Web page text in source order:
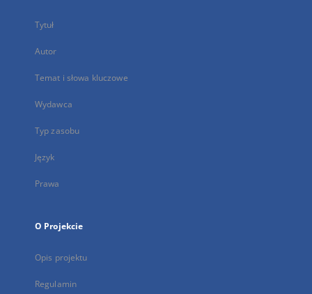
Tytuł
Autor
Temat i słowa kluczowe
Wydawca
Typ zasobu
Język
Prawa
O Projekcie
Opis projektu
Regulamin